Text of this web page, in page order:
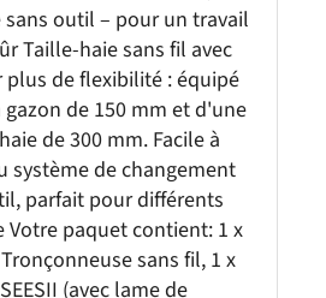
outil – pour un travail
Taille-haie sans fil avec
de flexibilité : équipé
de 150 mm et d'une
de 300 mm. Facile à
système de changement
parfait pour différents
Votre paquet contient: 1 x
sans fil, 1 x
(avec lame de